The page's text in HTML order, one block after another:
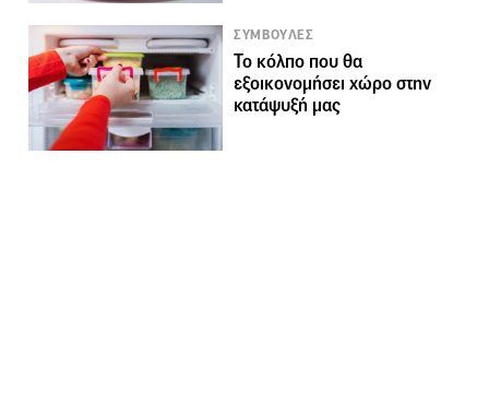
ΣΥΜΒΟΥΛΕΣ
Το κόλπο που θα
εξοικονομήσει χώρο στην
κατάψυξή μας